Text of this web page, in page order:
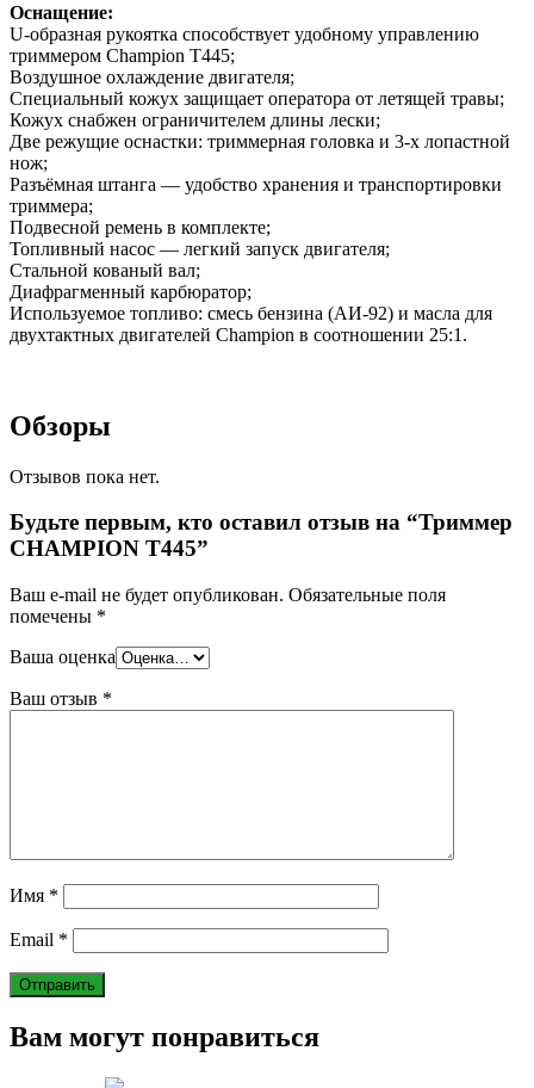
Оснащение:
U-образная рукоятка способствует удобному управлению
триммером Champion T445;
Воздушное охлаждение двигателя;
Специальный кожух защищает оператора от летящей травы;
Кожух снабжен ограничителем длины лески;
Две режущие оснастки: триммерная головка и 3-х лопастной
нож;
Разъёмная штанга — удобство хранения и транспортировки
триммера;
Подвесной ремень в комплекте;
Топливный насос — легкий запуск двигателя;
Стальной кованый вал;
Диафрагменный карбюратор;
Используемое топливо: смесь бензина (АИ-92) и масла для
двухтактных двигателей Champion в соотношении 25:1.
Обзоры
Отзывов пока нет.
Будьте первым, кто оставил отзыв на “Триммер
CHAMPION T445”
Ваш e-mail не будет опубликован. Обязательные поля
помечены *
Ваша оценка
Ваш отзыв *
Имя *
Email *
Вам могут понравиться